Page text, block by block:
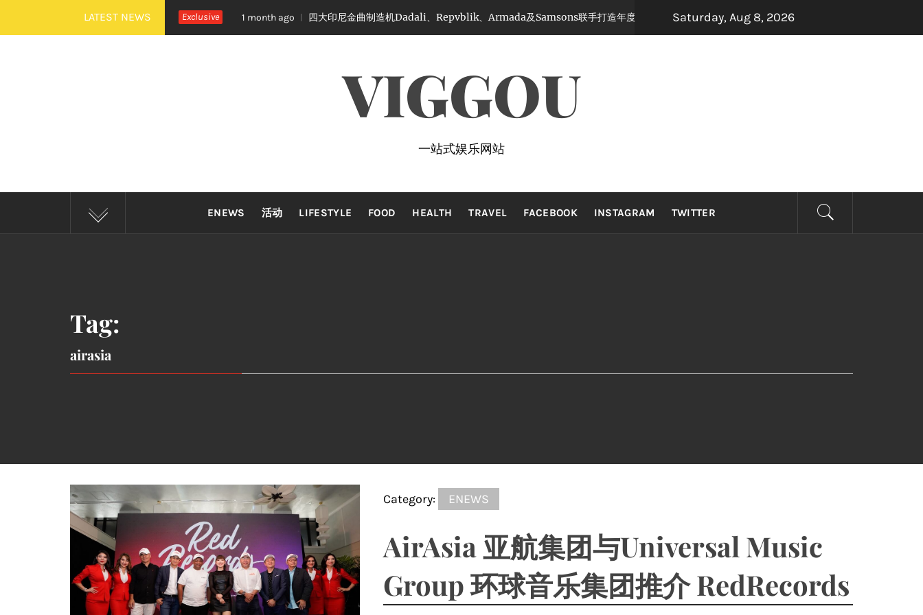
to
LATEST NEWS Exclusive
萧秉治《活着 Alive》巡演 Zepp KL 热血开唱 1 month ago 四大印尼金曲制造机Dadali、Repvblik、Armada及Samsons联手打造年度最强怀旧音乐盛宴，8月22日，约定你一起唱响青春！
Saturday, Aug 8, 2026
VIGGOU
一站式娱乐网站
ENEWS 活动 LIFESTYLE FOOD HEALTH TRAVEL FACEBOOK INSTAGRAM TWITTER
Tag:
airasia
Category: ENEWS
AirAsia 亚航集团与Universal Music
Group 环球音乐集团推介 RedRecords